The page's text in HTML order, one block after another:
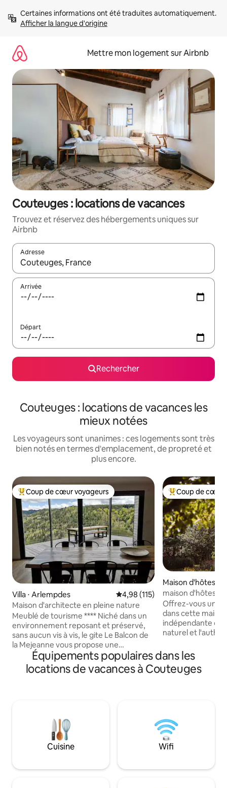
directement
Afficher la langue d'origine
Mettre mon logement sur Airbnb
Couteuges : locations de vacances
Trouvez et réservez des hébergements uniques sur
Airbnb
Adresse
Lorsque les résultats s'affichent, utilisez les flèches vers le
Arrivée
Départ
Rechercher
Couteuges : locations de vacances les
mieux notées
Les voyageurs sont unanimes : ces logements sont très
bien notés en termes d'emplacement, de propreté et
plus encore.
Coups de cœur voyageurs les plus appréciés
Coup de cœur voyageurs
Villa ⋅ Arlempdes Évaluation moyenne sur la
4,98 (115)
Maison d'architecte en pleine nature
Meublé de tourisme **** Niché dans un
environnement reposant et préservé,
sans aucun vis à vis, le gite Le Balcon de
la Mejeanne vous propose une
expérience unique mêlant grand
confort et nature. Le logement de
170m² est implanté sur un parc de
suspendu, espace barbecue, terrasse
couverte de 80m² sous la maison. Draps
8€/lit Serviettes non fournies
Coups de cœur
Coup de cœur
Maison d'hôtes ⋅
maison d'hôtes
bain froid
Offrez-vous un
dans cette
indépendante où
naturel et
Venez vivre
ressourcement
bain froid inclus.
harmonie avec la
et
Équipements populaires dans les
locations de vacances à Couteuges
Cuisine Wifi